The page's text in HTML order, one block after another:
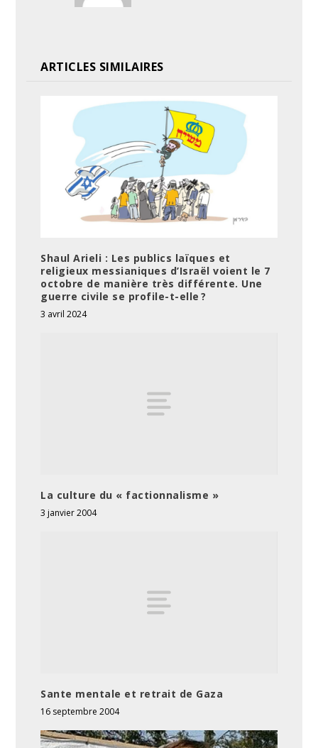
ARTICLES SIMILAIRES
Shaul Arieli : Les publics laïques et
religieux messianiques d’Israël voient le 7
octobre de manière très différente. Une
guerre civile se profile-t-elle ?
3 avril 2024
La culture du « factionnalisme »
3 janvier 2004
Sante mentale et retrait de Gaza
16 septembre 2004